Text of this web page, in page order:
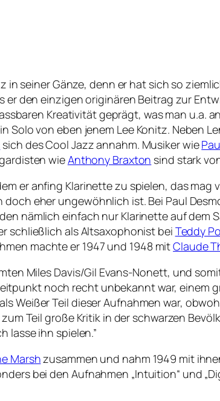
in seiner Gänze, denn er hat sich so
den einzigen originären Beitrag zur
Kreativität geprägt, was man u.a.
von eben jenem Lee Konitz. Neben
sich des Cool Jazz annahm. Musiker wie
wieAnthony Braxton sind stark
er anfing Klarinette zu spielen, das mag
eher ungewöhnlich ist. Bei Paul
nämlich einfach nur Klarinette auf dem
schließlich als Altsaxophonist bei Teddy
machte er 1947 und 1948 mitClaude
Miles Davis/Gil Evans-Nonett, und
noch recht unbekannt war, einem
Weißer Teil dieser Aufnahmen war,
Teil große Kritik in der schwarzen
lasse ihn spielen.”
Marshzusammen und nahm 1949 mit
bei den Aufnahmen „Intuition“ und